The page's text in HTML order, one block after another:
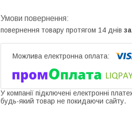
повернення товару протягом 14 днів
У компанії підключені електронні
будь-який товар не покидаючи сайту.